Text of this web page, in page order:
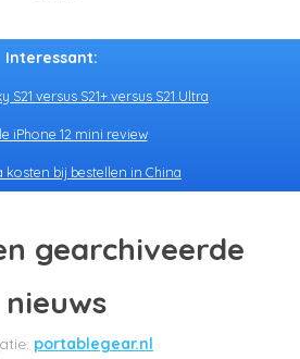
Interessant:
S21 versus S21+ versus S21 Ultra
iPhone 12 mini review
kosten bij bestellen in China
gearchiveerde
nieuws
portablegear.nl